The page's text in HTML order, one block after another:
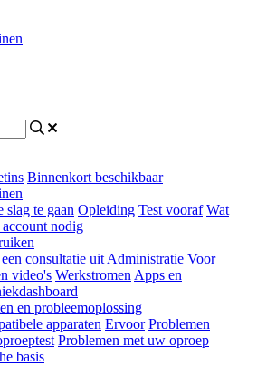
Binnenkort beschikbaar
slag te gaan Opleiding Test vooraf Wat
account nodig
consultatie uit Administratie Voor
video's Werkstromen Apps en
en probleemoplossing
apparaten Ervoor Problemen
Problemen met uw oproep
basis